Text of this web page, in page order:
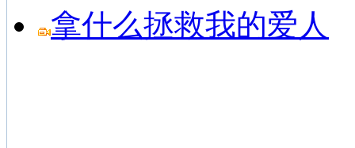
拿什么拯救我的爱人